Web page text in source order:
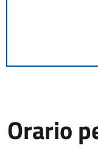
Orario